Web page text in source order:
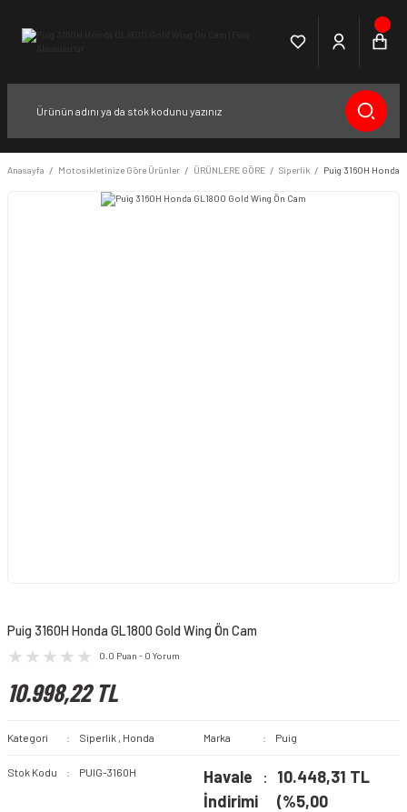
Anasayfa Motosikletinize Göre Ürünler ÜRÜNLERE GÖRE Siperlik Puig 3160H Honda
Puig 3160H Honda GL1800 Gold Wing Ön Cam
0.0 Puan - 0 Yorum
10.998,22 TL
Kategori Siperlik , Honda Marka Puig
Stok Kodu PUIG-3160H
Havale
İndirimi
10.448,31 TL
(%5,00